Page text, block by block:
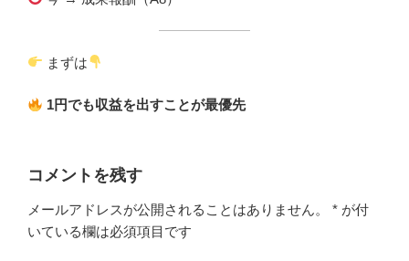
まずは
1円でも収益を出すことが最優先
コメントを残す
メールアドレスが公開されることはありません。 * が付
いている欄は必須項目です